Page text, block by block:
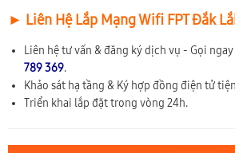
► Liên Hệ Lắp Mạng Wifi FPT Đắk
Liên hệ tư vấn & đăng ký dịch vụ - Gọi
789 369.
Khảo sát hạ tầng & Ký hợp đồng điện tử
Triển khai lắp đặt trong vòng 24h.